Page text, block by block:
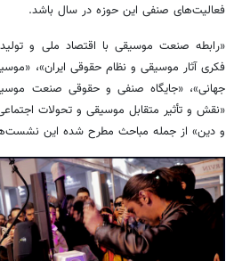
فعالیت‌های صنفی این حوزه در سال باشد.
«رابطه صنعت موسیقی با اقتصاد ملی و
فکری آثار موسیقی و نظام حقوقی ایران»،
جهانی»، «جایگاه صنفی و حقوقی صنعت
«نقش و تأثیر متقابل موسیقی و تحولات
و دین» از جمله مباحث مطرح شده این